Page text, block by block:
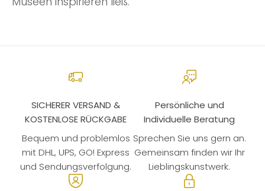
SICHERER VERSAND &
KOSTENLOSE RÜCKGABE
Bequem und problemlos
mit DHL, UPS, GO! Express
und Sendungsverfolgung.
Persönliche und
Individuelle Beratung
Sprechen Sie uns gern an.
Gemeinsam finden wir Ihr
Lieblingskunstwerk.